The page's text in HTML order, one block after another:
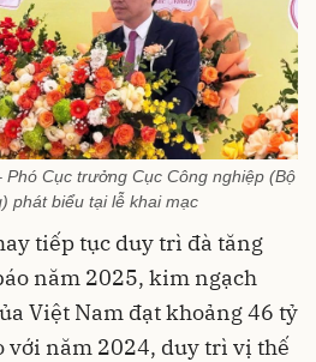
Cục trưởng Cục Công nghiệp (Bộ
phát biểu tại lễ khai mạc
tiếp tục duy trì đà tăng
năm 2025, kim ngạch
Việt Nam đạt khoảng 46 tỷ
với năm 2024, duy trì vị thế